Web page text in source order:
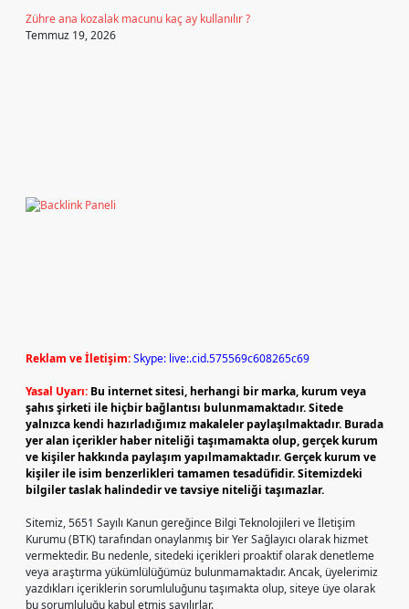
Zühre ana kozalak macunu kaç ay kullanılır ?
Temmuz 19, 2026
Reklam ve İletişim:Skype: live:.cid.575569c608265c69
Yasal Uyarı: Bu internet sitesi, herhangi bir marka, kurum veya
şahıs şirketi ile hiçbir bağlantısı bulunmamaktadır. Sitede
yalnızca kendi hazırladığımız makaleler paylaşılmaktadır. Burada
yer alan içerikler haber niteliği taşımamakta olup, gerçek kurum
ve kişiler hakkında paylaşım yapılmamaktadır. Gerçek kurum ve
kişiler ile isim benzerlikleri tamamen tesadüfidir. Sitemizdeki
bilgiler taslak halindedir ve tavsiye niteliği taşımazlar.
Sitemiz, 5651 Sayılı Kanun gereğince Bilgi Teknolojileri ve İletişim
Kurumu (BTK) tarafından onaylanmış bir Yer Sağlayıcı olarak hizmet
vermektedir. Bu nedenle, sitedeki içerikleri proaktif olarak denetleme
veya araştırma yükümlülüğümüz bulunmamaktadır. Ancak, üyelerimiz
yazdıkları içeriklerin sorumluluğunu taşımakta olup, siteye üye olarak
bu sorumluluğu kabul etmiş sayılırlar.